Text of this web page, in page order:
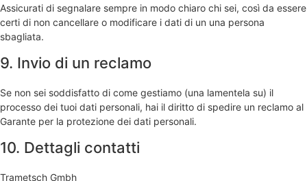
Assicurati di segnalare sempre in modo chiaro chi sei, così da essere
certi di non cancellare o modificare i dati di un una persona
sbagliata.
9. Invio di un reclamo
Se non sei soddisfatto di come gestiamo (una lamentela su) il
processo dei tuoi dati personali, hai il diritto di spedire un reclamo al
Garante per la protezione dei dati personali.
10. Dettagli contatti
Trametsch Gmbh